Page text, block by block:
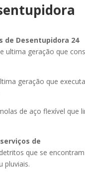
de Desentupidora 24
ultima geração que
geração que
de aço flexível que
serviços de
que se
pluviais.